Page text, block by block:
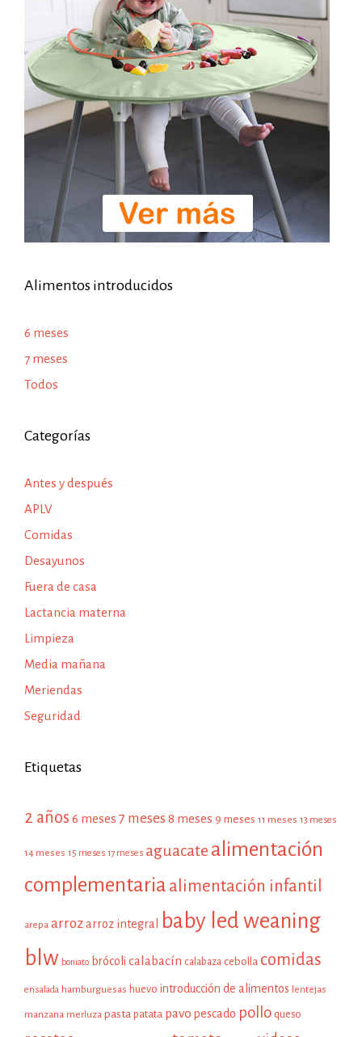
Alimentos introducidos
6 meses
7 meses
Todos
Categorías
Antes y después
APLV
Comidas
Desayunos
Fuera de casa
Lactancia materna
Limpieza
Media mañana
Meriendas
Seguridad
Etiquetas
2 años 6 meses 7 meses 8 meses 9 meses 11 meses 13 meses
14 meses 15 meses 17 meses aguacate alimentación
complementaria alimentación infantil
arepa arroz arroz integral
baby led weaning
blw boniato brócoli calabacín calabaza cebolla comidas
ensalada hamburguesas huevo introducción de alimentos lentejas
manzana merluza pasta patata pavo pescado pollo queso